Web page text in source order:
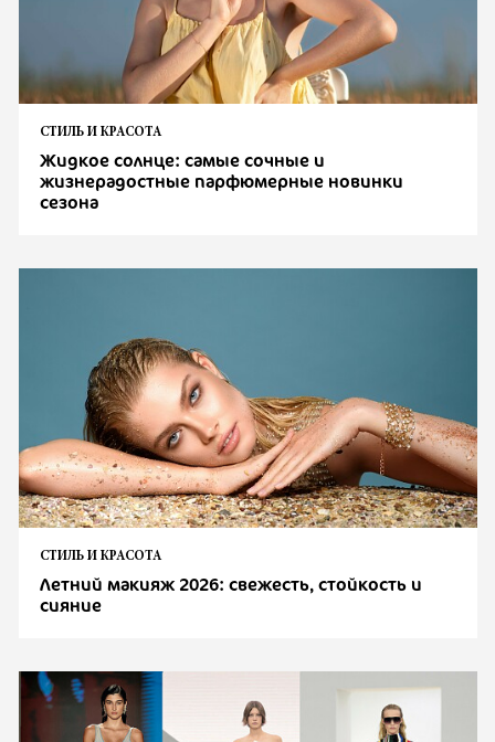
СТИЛЬ И КРАСОТА
Жидкое солнце: самые сочные и
жизнерадостные парфюмерные новинки
сезона
СТИЛЬ И КРАСОТА
Летний макияж 2026: свежесть, стойкость и
сияние